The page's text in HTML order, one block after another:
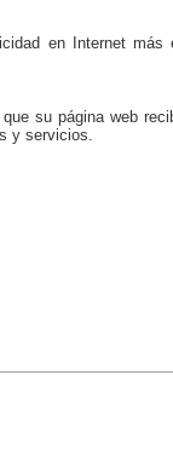
en Internet más
su página web
y servicios.